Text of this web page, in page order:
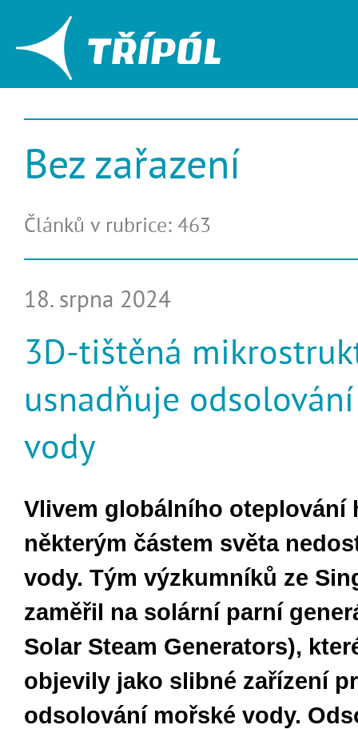
Bez zařazení
Článků v rubrice: 463
18. srpna 2024
3D-tištěná
usnadňuje
vody
Vlivem globálního oteplování
některým částem světa
vody. Tým výzkumníků ze
zaměřil na solární parní
Solar Steam Generators),
objevily jako slibné zařízení
odsolování mořské vody.